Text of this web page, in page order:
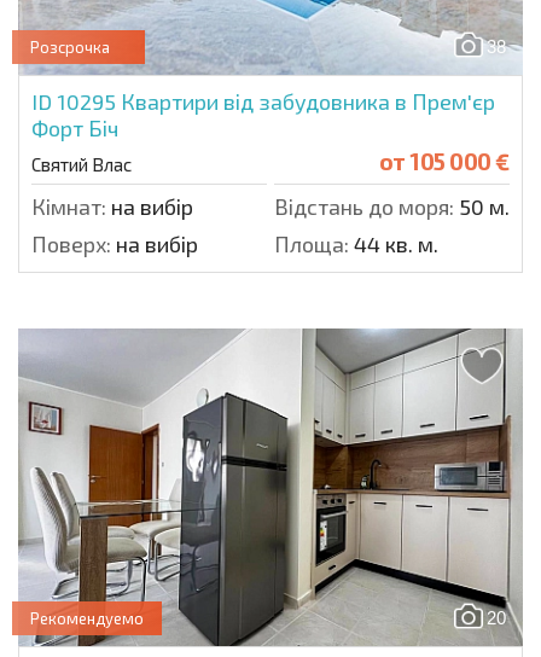
38
Розсрочка
ID 10295 Квартири від забудовника в Прем'єр
Форт Біч
Святий Влас от105 000 €
Кімнат: на вибір Відстань до моря: 50 м.
Поверх: на вибір Площа: 44 кв. м.
20
Рекомендуемо